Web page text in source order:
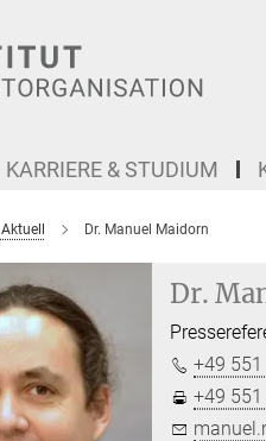
KARRIERE & STUDIUM
Aktuell Dr. Manuel Maidorn
Dr.
+49
+49